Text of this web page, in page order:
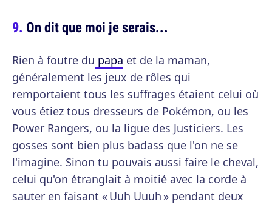
On dit que moi je serais...
Rien à foutre du papa et de la maman,
généralement les jeux de rôles qui
remportaient tous les suffrages étaient celui où
vous étiez tous dresseurs de Pokémon, ou les
Power Rangers, ou la ligue des Justiciers. Les
gosses sont bien plus badass que l'on ne se
l'imagine. Sinon tu pouvais aussi faire le cheval,
celui qu'on étranglait à moitié avec la corde à
sauter en faisant « Uuh Uuuh » pendant deux